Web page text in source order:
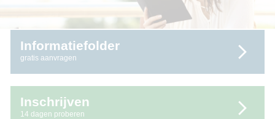
Informatiefolder
gratis aanvragen
Inschrijven
14 dagen proberen